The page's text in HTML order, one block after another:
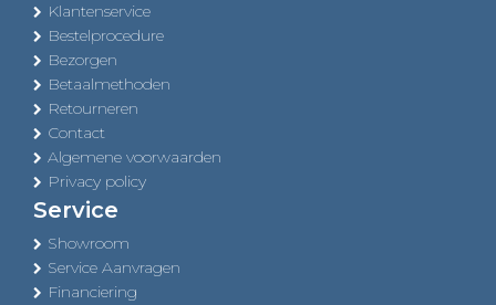
Klantenservice
Bestelprocedure
Bezorgen
Betaalmethoden
Retourneren
Contact
Algemene voorwaarden
Privacy policy
Service
Showroom
Service Aanvragen
Financiering